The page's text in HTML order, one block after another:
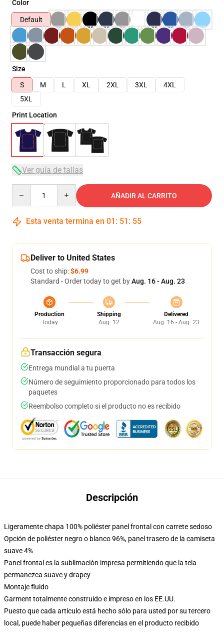
Color
Default
Size
S
M L XL 2XL 3XL
4XL
5XL
Print Location
Ver guía de tallas
AÑADIR AL CARRITO
Esta venta termina en 01 : 51 : 54
Deliver to United States
Cost to ship:$6.99
Standard - Order today to get byAug. 16 - Aug. 23
Production
Today
Shipping
Aug. 12
Delivered
Aug. 16 - Aug. 23
Transacción segura
Entrega mundial a tu puerta
Número de seguimiento proporcionado para todos los
paquetes
Reembolso completo si el producto no es recibido
Descripción
Ligeramente chapa 100% poliéster panel frontal con carrete sedoso
Opción de poliéster negro o blanco 96%, panel trasero de la camiseta
suave 4%
Panel frontal es la sublimación impresa permitiendo que la tela
permanezca suave y drapey
Montaje fluido
Garment totalmente construido e impreso en los EE.UU.
Puesto que cada artículo está hecho sólo para usted por su tercero
local, puede haber pequeñas diferencias en el producto recibido